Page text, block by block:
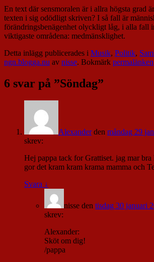
En text där sensmoralen är i allra högsta grad
texten i sig odödligt skriven? I så fall är
förändringsbenägenhet olyckligt låg, i alla fall
viktigaste områdena: medmänsklighet.
Detta inlägg publicerades i Musik, Politik,
ngn.blogga.nu av nisse. Bokmärk permalänken
6 svar på ”Söndag”
Alexanderden måndag 29
skrev:
Hej pappa tack for Grattiset. jag mar bra
gor det kram kram krama mamma och
Svara ↓
nisse den tisdag 30 januari
skrev:
Alexander:
Sköt om dig!
/pappa